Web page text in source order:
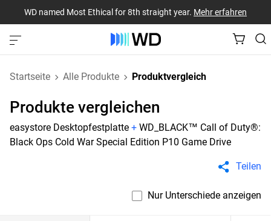
WD named Most Ethical for 8th straight year. Mehr erfahren
Startseite Alle Produkte Produktvergleich
Produkte vergleichen
easystore Desktopfestplatte + WD_BLACK™ Call of Duty®:
Black Ops Cold War Special Edition P10 Game Drive
Teilen
Nur Unterschiede anzeigen